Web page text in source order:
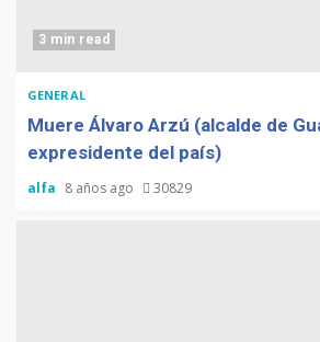
3 min read
GENERAL
Muere Álvaro Arzú (alcalde de
expresidente del país)
alfa 8 años ago 30829